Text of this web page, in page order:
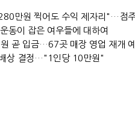
동이 잡은 여우들에 대하여
곧 입금…67곳 매장 영업 재개
상 결정…"1인당 10만원"